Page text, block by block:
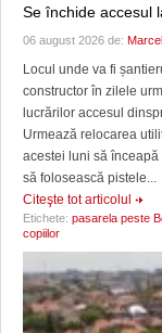
Se închide accesul
06 august 2026 de:
Locul unde va fi
constructor în zilele
lucrărilor accesul
Urmează relocarea
acestei luni să
să folosească pistele...
Citeşte tot articolul
Etichete: pasarela peste
copiilor